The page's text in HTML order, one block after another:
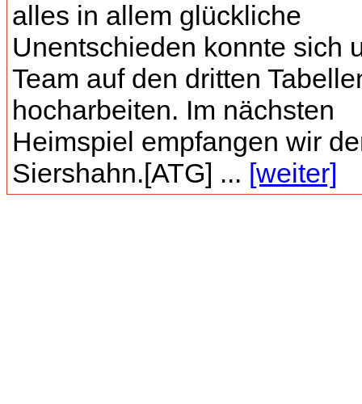
alles in allem glückliche
Unentschieden konnte sich
Team auf den dritten
hocharbeiten. Im nächsten
Heimspiel empfangen wir
Siershahn.[ATG] ... [weiter]